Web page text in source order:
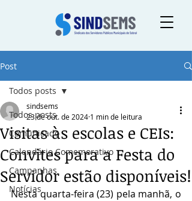
Post
Todos posts
Comunicado
Calendário Comemorativo
Campanhas
Notícias
Todos posts
Visitas às escolas e CEIs:
Convites para a Festa do
Servidor estão disponíveis!
sindsems
23 de out. de 2024 1 min de leitura
Nesta quarta-feira (23) pela manhã, o